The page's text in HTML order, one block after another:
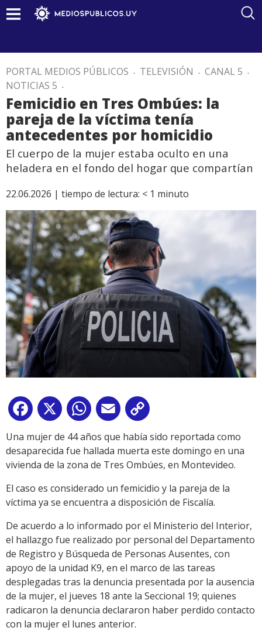
PORTAL MEDIOS PÚBLICOS . TELEVISIÓN . CANAL 5 .
NOTICIAS 5 .
Femicidio en Tres Ombúes: la
pareja de la víctima tenía
antecedentes por homicidio
El cuerpo de la mujer estaba oculto en una
heladera en el fondo del hogar que compartían
22.06.2026 | tiempo de lectura: < 1 minuto
Facebook
X WhatsApp
Email
Link
Una mujer de 44 años que había sido reportada como
desaparecida fue hallada muerta este domingo en una
vivienda de la zona de Tres Ombúes, en Montevideo.
El caso es considerado un femicidio y la pareja de la
víctima ya se encuentra a disposición de Fiscalía.
De acuerdo a lo informado por el Ministerio del Interior,
el hallazgo fue realizado por personal del Departamento
de Registro y Búsqueda de Personas Ausentes, con
apoyo de la unidad K9, en el marco de las tareas
desplegadas tras la denuncia presentada por la ausencia
de la mujer, el jueves 18 ante la Seccional 19; quienes
radicaron la denuncia declararon haber perdido contacto
con la mujer el lunes anterior.